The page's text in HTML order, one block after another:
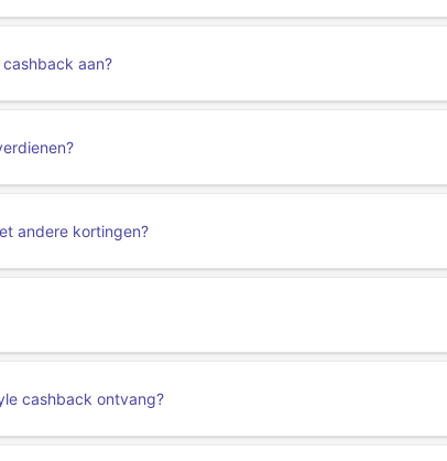
aan?
andere kortingen?
cashback ontvang?